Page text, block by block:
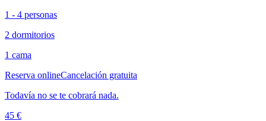
1 - 4 personas
2 dormitorios
1 cama
Reserva onlineCancelación gratuita
Todavía no se te cobrará nada.
45 €